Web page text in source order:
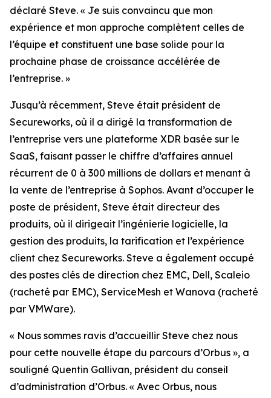
déclaré Steve. « Je suis convaincu que mon
expérience et mon approche complètent celles de
l’équipe et constituent une base solide pour la
prochaine phase de croissance accélérée de
l’entreprise. »
Jusqu’à récemment, Steve était président de
Secureworks, où il a dirigé la transformation de
l’entreprise vers une plateforme XDR basée sur le
SaaS, faisant passer le chiffre d’affaires annuel
récurrent de 0 à 300 millions de dollars et menant à
la vente de l’entreprise à Sophos. Avant d’occuper le
poste de président, Steve était directeur des
produits, où il dirigeait l’ingénierie logicielle, la
gestion des produits, la tarification et l’expérience
client chez Secureworks. Steve a également occupé
des postes clés de direction chez EMC, Dell, Scaleio
(racheté par EMC), ServiceMesh et Wanova (racheté
par VMWare).
« Nous sommes ravis d’accueillir Steve chez nous
pour cette nouvelle étape du parcours d’Orbus », a
souligné Quentin Gallivan, président du conseil
d’administration d’Orbus. « Avec Orbus, nous